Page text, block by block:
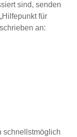
sind, senden
für
an:
schnellstmöglich